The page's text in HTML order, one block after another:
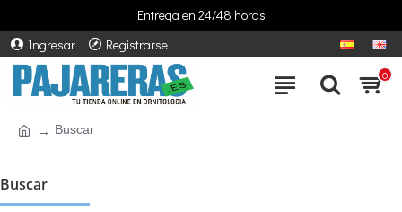
Entrega en 24/48 horas
Ingresar
Registrarse
0
Buscar
Buscar